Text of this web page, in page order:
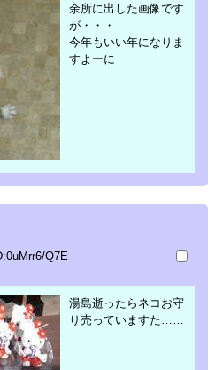
余所に出した画像です
が・・・
今年もいい年になりま
すよーに
Q7E
湯島逝ったらネコお守
り売っていますた……